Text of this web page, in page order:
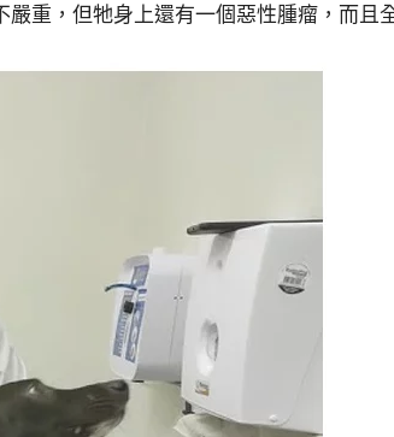
重，但牠身上還有一個惡性腫瘤，而且